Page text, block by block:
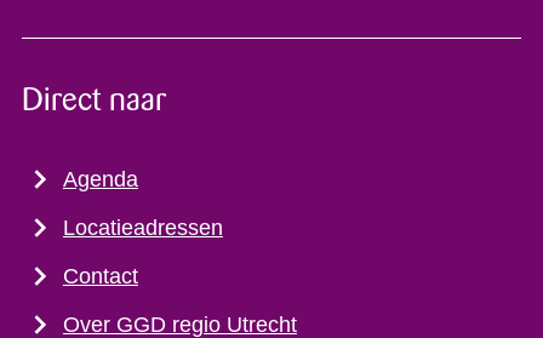
Direct naar
Agenda
Locatieadressen
Contact
Over GGD regio Utrecht